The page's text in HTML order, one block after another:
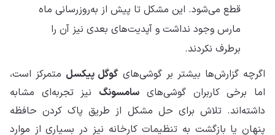
قطع می‌شود. این مشکل تا پیش از به‌روزرسانی ماه
مارس وجود نداشت و آپدیت‌های بعدی نیز آن را
برطرف نکردند.
اگرچه گزارش‌ها بیشتر بر گوشی‌های گوگل پیکسل متمرکز است،
اما برخی کاربران گوشی‌های سامسونگ نیز تجربه‌ای مشابه
داشته‌اند. تلاش برای حل مشکل از طریق پاک کردن حافظه
پنهان یا بازگشت به تنظیمات کارخانه نیز در بسیاری از موارد